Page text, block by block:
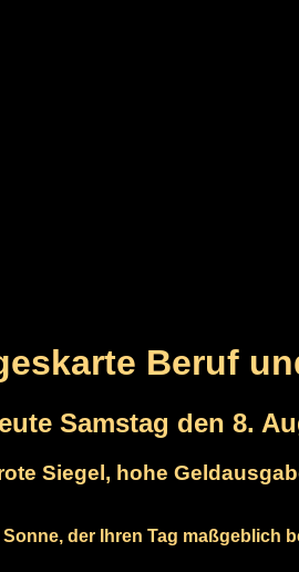
Beruf
Samstag den 8.
Siegel, hohe
Sonne, der Ihren Tag maßgeblich